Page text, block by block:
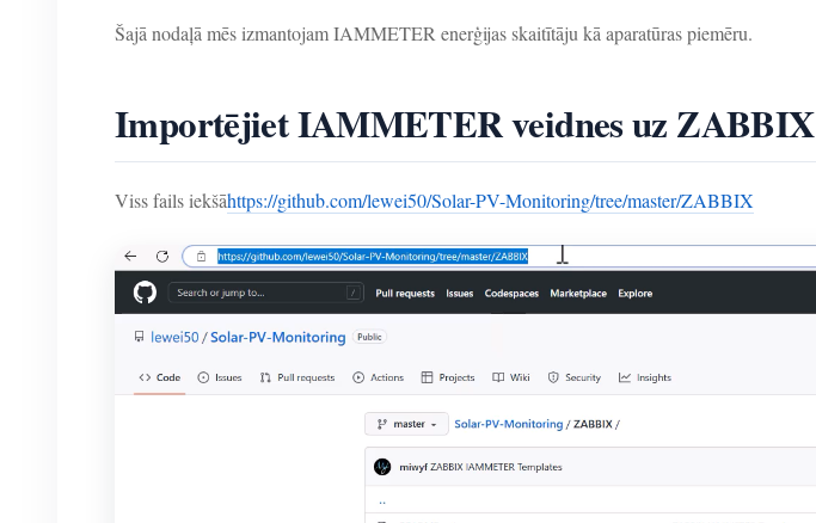
Šajā nodaļā mēs izmantojam IAMMETER enerģijas skaitītāju kā aparatūras piemēru.
Importējiet IAMMETER veidnes uz ZABBIX
Viss fails iekšāhttps://github.com/lewei50/Solar-PV-Monitoring/tree/master/ZABBIX